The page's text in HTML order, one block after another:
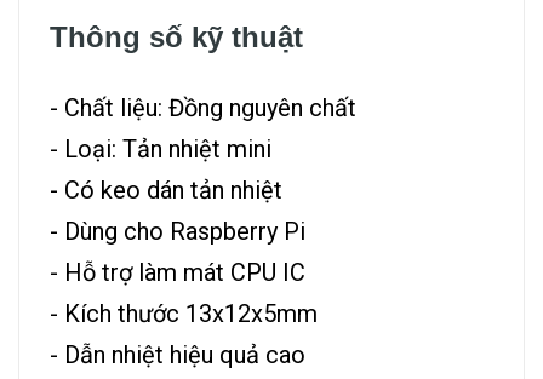
Thông số kỹ thuật
- Chất liệu: Đồng nguyên chất
- Loại: Tản nhiệt mini
- Có keo dán tản nhiệt
- Dùng cho Raspberry Pi
- Hỗ trợ làm mát CPU IC
- Kích thước 13x12x5mm
- Dẫn nhiệt hiệu quả cao